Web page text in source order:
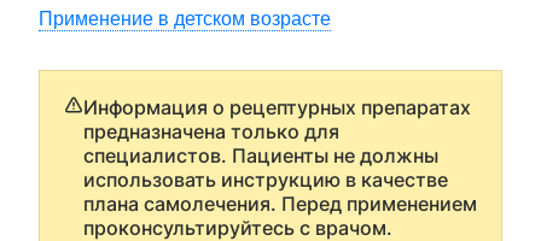
Применение в детском возрасте
Информация о рецептурных препаратах
предназначена только для
специалистов. Пациенты не должны
использовать инструкцию в качестве
плана самолечения. Перед применением
проконсультируйтесь с врачом.